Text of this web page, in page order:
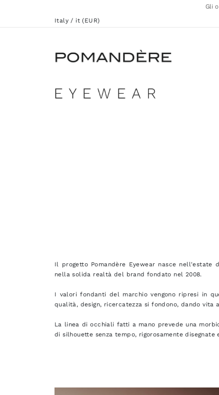
Gli
Italy / it (EUR)
Il progetto Pomandère Eyewear nasce nell'estate
nella solida realtà del brand fondato nel 2008.
I valori fondanti del marchio vengono ripresi in
qualità, design, ricercatezza si fondono, dando vita
La linea di occhiali fatti a mano prevede una
di silhouette senza tempo, rigorosamente